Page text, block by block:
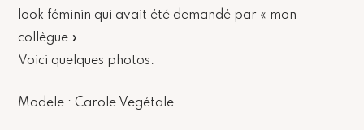
look féminin qui avait été demandé par « mon
collègue ».
Voici quelques photos.
Modele : Carole Vegétale